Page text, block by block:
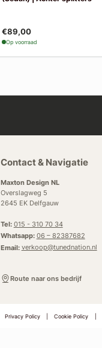
€89,00
Op voorraad
Contact & Navigatie
Maxton Design NL
Overslagweg 5
2645 EK Delfgauw
Tel: 015 - 310 70 34
Whatsapp: 06 – 82387682
Email: verkoop@tunednation.nl
Route naar ons bedrijf
Privacy Policy Cookie Policy